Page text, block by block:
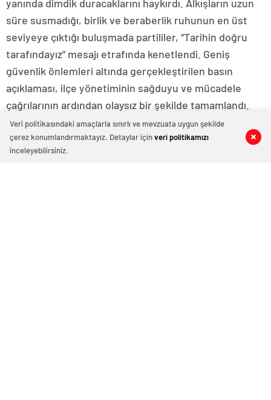
0 0
0 0
0 0
yanında dimdik duracaklarını haykırdı. Alkışların uzun
süre susmadığı, birlik ve beraberlik ruhunun en üst
seviyeye çıktığı buluşmada partililer, “Tarihin doğru
tarafındayız” mesajı etrafında kenetlendi. Geniş
güvenlik önlemleri altında gerçekleştirilen basın
açıklaması, ilçe yönetiminin sağduyu ve mücadele
çağrılarının ardından olaysız bir şekilde tamamlandı.
Veri politikasındaki amaçlarla sınırlı ve mevzuata uygun şekilde
çerez konumlandırmaktayız. Detaylar içinveri politikamızı
inceleyebilirsiniz.